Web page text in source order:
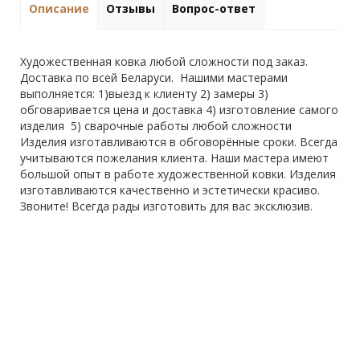
Описание Отзывы Вопрос-ответ
Художественная ковка любой сложности под заказ.
Доставка по всей Беларуси. Нашими мастерами
выполняется: 1)выезд к клиенту 2) замеры 3)
обговаривается цена и доставка 4) изготовление самого
изделия 5) сварочные работы любой сложности
Изделия изготавливаются в обговорённые сроки. Всегда
учитываются пожелания клиента. Наши мастера имеют
большой опыт в работе художественной ковки. Изделия
изготавливаются качественно и эстетически красиво.
Звоните! Всегда рады изготовить для вас эксклюзив.